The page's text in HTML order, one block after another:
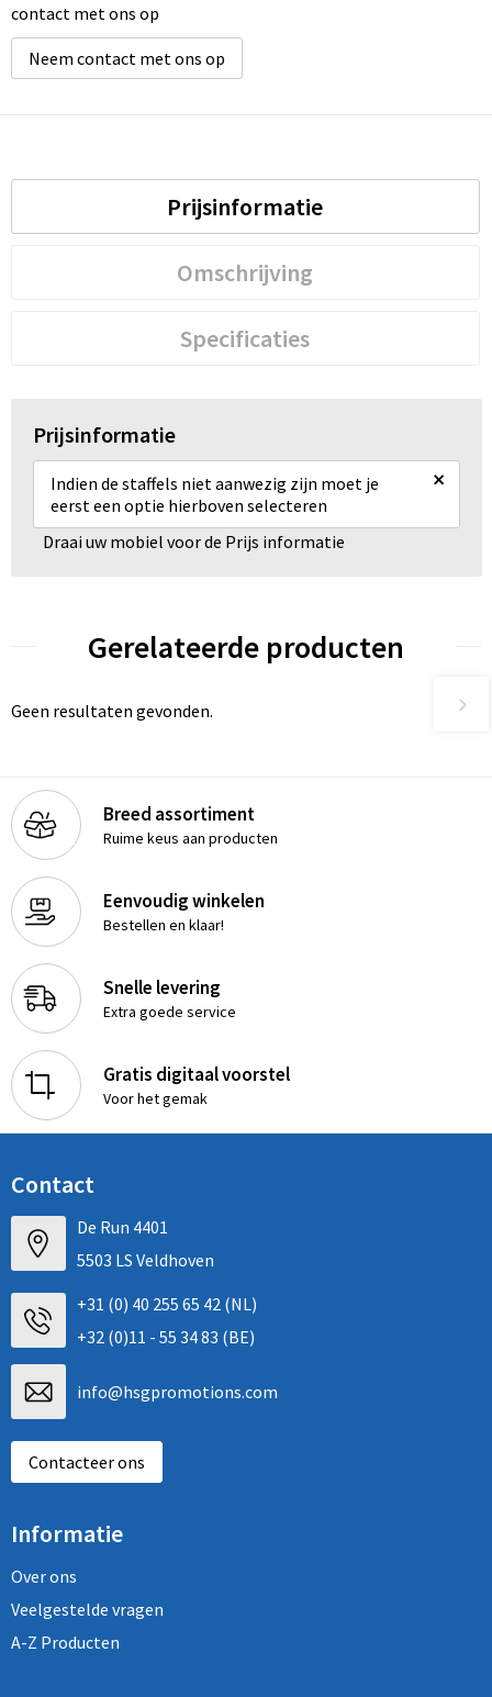
contact met ons op
Neem contact met ons op
Prijsinformatie
Omschrijving
Specificaties
Prijsinformatie
Indien de staffels niet aanwezig zijn moet je
eerst een optie hierboven selecteren
×
Draai uw mobiel voor de Prijs informatie
Gerelateerde producten
Geen resultaten gevonden.
Breed assortiment
Ruime keus aan producten
Eenvoudig winkelen
Bestellen en klaar!
Snelle levering
Extra goede service
Gratis digitaal voorstel
Voor het gemak
Contact
De Run 4401
5503 LS Veldhoven
+31 (0) 40 255 65 42 (NL)
+32 (0)11 - 55 34 83 (BE)
info@hsgpromotions.com
Contacteer ons
Informatie
Over ons
Veelgestelde vragen
A-Z Producten